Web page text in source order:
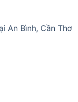
An Bình, Cần Thơ